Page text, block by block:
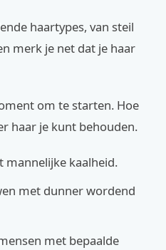
haartypes, van steil
merk je net dat je haar
om te starten. Hoe
haar je kunt behouden.
mannelijke kaalheid.
met dunner wordend
met bepaalde